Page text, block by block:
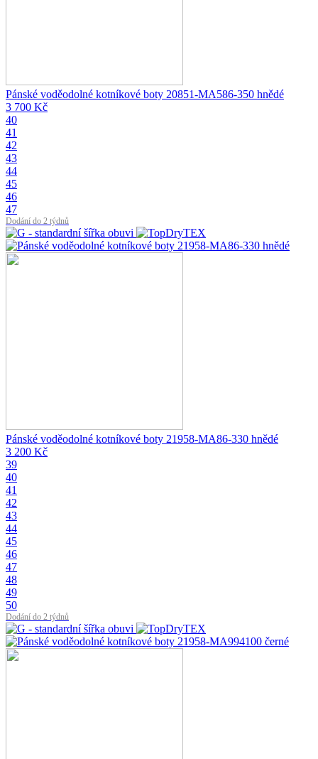
Pánské voděodolné kotníkové boty 20851-MA586-350 hnědé
3 700 Kč
40
41
42
43
44
45
46
47
Dodání do 2 týdnů
Pánské voděodolné kotníkové boty 21958-MA86-330 hnědé
3 200 Kč
39
40
41
42
43
44
45
46
47
48
49
50
Dodání do 2 týdnů